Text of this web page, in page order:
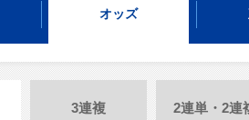
オッズ
3連複 2連単・2連